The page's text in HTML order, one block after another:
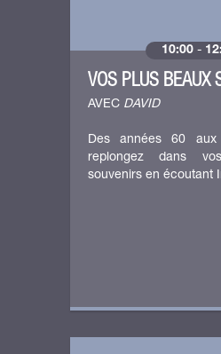
10:00-
VOS PLUS BEAUX
AVEC DAVID
Des années 60 aux
replongez dans
souvenirs en écoutant